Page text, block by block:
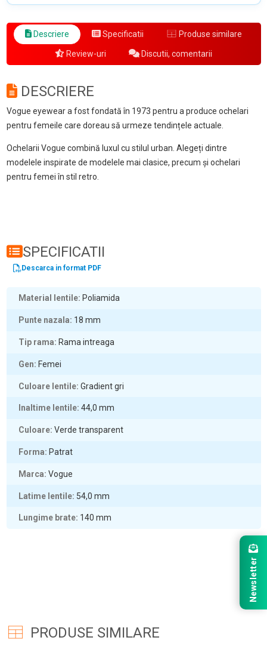
Descriere Specificatii Produse similare
Review-uri Discutii, comentarii
DESCRIERE
Vogue eyewear a fost fondată în 1973 pentru a produce ochelari
pentru femeile care doreau să urmeze tendințele actuale.
Ochelarii Vogue combină luxul cu stilul urban. Alegeți dintre
modelele inspirate de modelele mai clasice, precum și ochelari
pentru femei în stil retro.
SPECIFICATII
Descarca in format PDF
Material lentile Poliamida
Punte nazala 18 mm
Tip rama Rama intreaga
Gen Femei
Culoare lentile Gradient gri
Inaltime lentile 44,0 mm
Culoare Verde transparent
Forma Patrat
Marca Vogue
Latime lentile 54,0 mm
Lungime brate 140 mm
PRODUSE SIMILARE
Newsletter